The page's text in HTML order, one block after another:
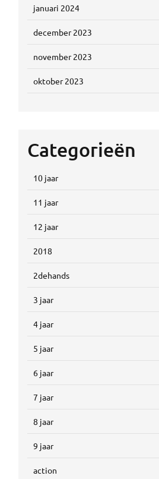
januari 2024
december 2023
november 2023
oktober 2023
Categorieën
10 jaar
11 jaar
12 jaar
2018
2dehands
3 jaar
4 jaar
5 jaar
6 jaar
7 jaar
8 jaar
9 jaar
action